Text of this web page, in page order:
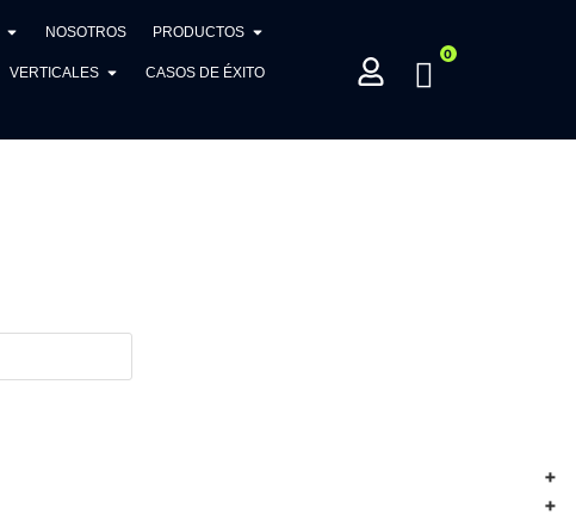
NOSOTROS PRODUCTOS
VERTICALES CASOS DE ÉXITO
0